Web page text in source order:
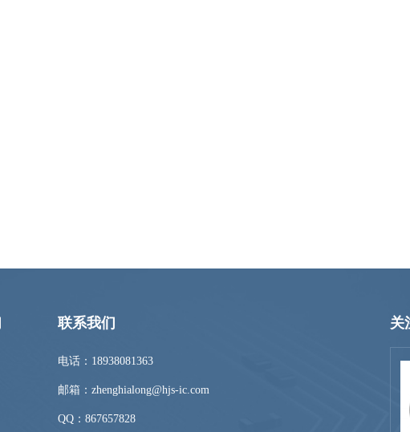
联系我们
电话：18938081363
邮箱：zhenghialong@hjs-ic.com
QQ： 867657828
关